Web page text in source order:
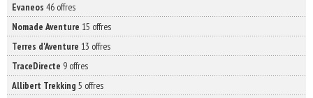
Evaneos 46 offres
Nomade Aventure 15 offres
Terres d'Aventure 13 offres
TraceDirecte 9 offres
Allibert Trekking 5 offres